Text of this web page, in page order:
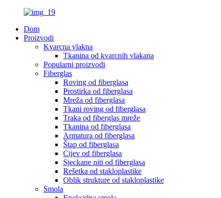
Dom
Proizvodi
Kvarcna vlakna
Tkanina od kvarcnih vlakana
Popularni proizvodi
Fiberglas
Roving od fiberglasa
Prostirka od fiberglasa
Mreža od fiberglasa
Tkani roving od fiberglasa
Traka od fiberglas mreže
Tkanina od fiberglasa
Armatura od fiberglasa
Štap od fiberglasa
Cijev od fiberglasa
Sjeckane niti od fiberglasa
Rešetka od stakloplastike
Oblik strukture od stakloplastike
Smola